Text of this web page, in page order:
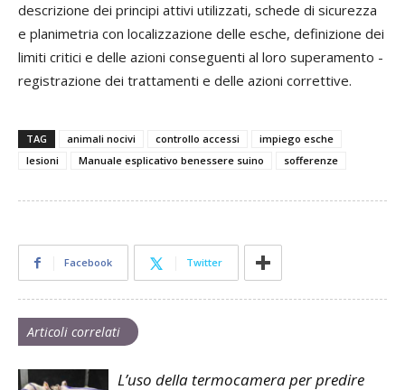
descrizione dei principi attivi utilizzati, schede di sicurezza
e planimetria con localizzazione delle esche, definizione dei
limiti critici e delle azioni conseguenti al loro superamento -
registrazione dei trattamenti e delle azioni correttive.
TAG animali nocivi controllo accessi
impiego esche
lesioni
Manuale esplicativo benessere suino sofferenze
Facebook Twitter
Articoli correlati
L’uso della termocamera per predire